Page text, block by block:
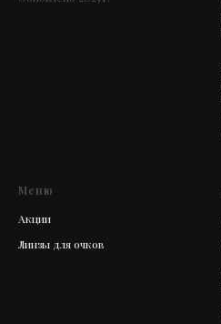
Меню
Акции
Линзы для очков